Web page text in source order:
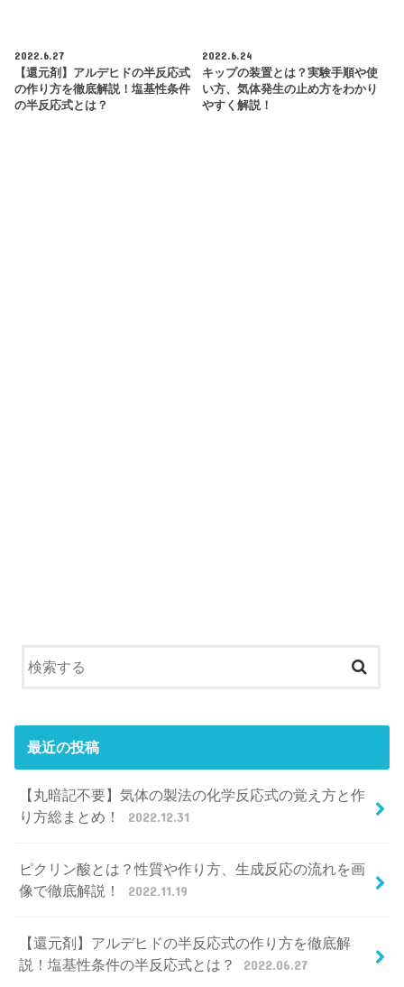
2022.6.27
【還元剤】アルデヒドの半反応式
の作り方を徹底解説！塩基性条件
の半反応式とは？
2022.6.24
キップの装置とは？実験手順や使
い方、気体発生の止め方をわかり
やすく解説！
最近の投稿
【丸暗記不要】気体の製法の化学反応式の覚え方と作
り方総まとめ！
2022.12.31
ピクリン酸とは？性質や作り方、生成反応の流れを画
像で徹底解説！
2022.11.19
【還元剤】アルデヒドの半反応式の作り方を徹底解
説！塩基性条件の半反応式とは？
2022.06.27